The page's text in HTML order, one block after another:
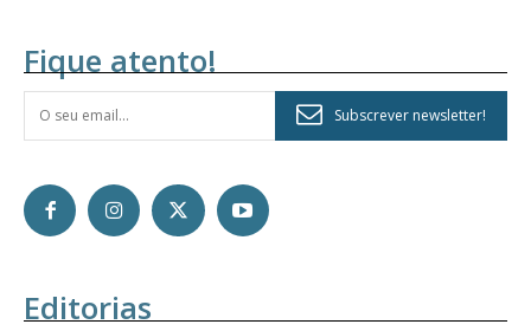
Fique atento!
Subscrever newsletter!
Editorias